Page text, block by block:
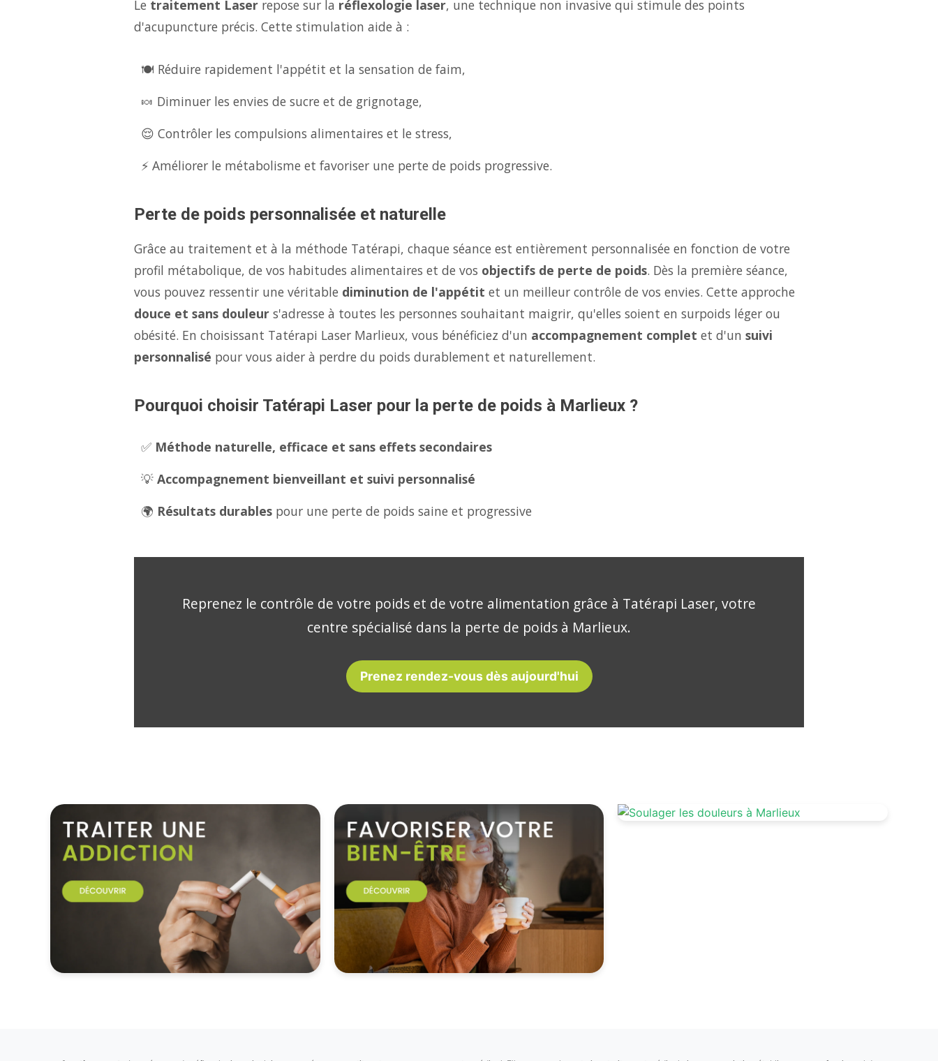
Le traitement Laser repose sur la réflexologie laser, une technique non invasive qui stimule des points
d'acupuncture précis. Cette stimulation aide à :
🍽️ Réduire rapidement l'appétit et la sensation de faim,
🍬 Diminuer les envies de sucre et de grignotage,
😌 Contrôler les compulsions alimentaires et le stress,
⚡ Améliorer le métabolisme et favoriser une perte de poids progressive.
Perte de poids personnalisée et naturelle
Grâce au traitement et à la méthode Tatérapi, chaque séance est entièrement personnalisée en fonction de votre
profil métabolique, de vos habitudes alimentaires et de vos objectifs de perte de poids. Dès la première séance,
vous pouvez ressentir une véritable diminution de l'appétit et un meilleur contrôle de vos envies. Cette approche
douce et sans douleur s'adresse à toutes les personnes souhaitant maigrir, qu'elles soient en surpoids léger ou
obésité. En choisissant Tatérapi Laser Marlieux, vous bénéficiez d'un accompagnement complet et d'un suivi
personnalisé pour vous aider à perdre du poids durablement et naturellement.
Pourquoi choisir Tatérapi Laser pour la perte de poids à Marlieux ?
✅ Méthode naturelle, efficace et sans effets secondaires
💡 Accompagnement bienveillant et suivi personnalisé
🌍 Résultats durables pour une perte de poids saine et progressive
Reprenez le contrôle de votre poids et de votre alimentation grâce à Tatérapi Laser, votre
centre spécialisé dans la perte de poids à Marlieux.
Prenez rendez-vous dès aujourd'hui